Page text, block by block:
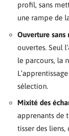
profil, sans
une rampe de
Ouverture sans
ouvertes. Seul
le parcours, la
sélection.
Mixité des
apprenants de
tisser des liens,